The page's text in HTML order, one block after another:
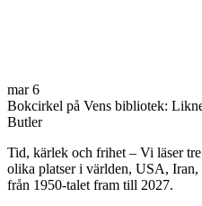
mar 6
Bokcirkel på Vens bibliotek:
Butler
Tid, kärlek och frihet – Vi läser
olika platser i världen, USA,
från 1950-talet fram till 2027.